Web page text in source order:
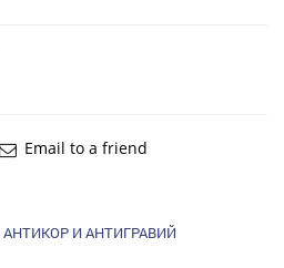
Email to a friend
АНТИКОР И АНТИГРАВИЙ